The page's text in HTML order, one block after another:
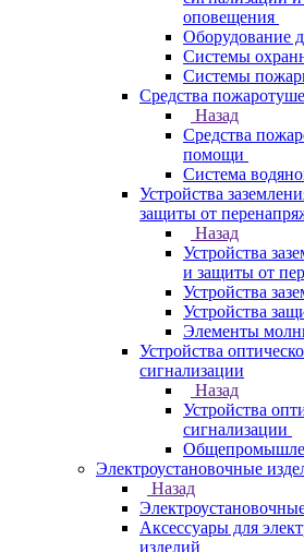
оповещения
Оборудование
Системы
Системы
Средства
Назад
Средства
помощи
Система
Устройства
защиты от
Назад
Устройства
и защиты от
Устройства
Устройства
Элементы
Устройства
сигнализации
Назад
Устройства
сигнализации
Электроустановочные
Назад
Аксессуары для
изделий